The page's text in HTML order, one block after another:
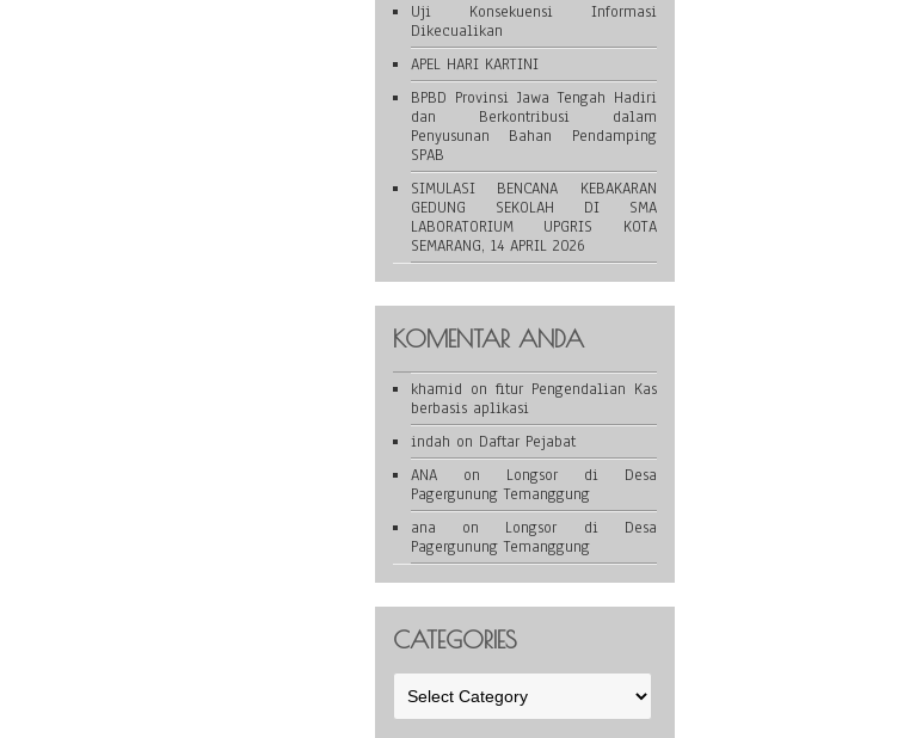
Uji Konsekuensi Informasi
Dikecualikan
APEL HARI KARTINI
BPBD Provinsi Jawa Tengah Hadiri
dan Berkontribusi dalam
Penyusunan Bahan Pendamping
SPAB
SIMULASI BENCANA KEBAKARAN
GEDUNG SEKOLAH DI SMA
LABORATORIUM UPGRIS KOTA
SEMARANG, 14 APRIL 2026
KOMENTAR ANDA
khamid on fitur Pengendalian Kas
berbasis aplikasi
indah on Daftar Pejabat
ANAon Longsor di Desa
Pagergunung Temanggung
ana on Longsor di Desa
Pagergunung Temanggung
CATEGORIES
Categories